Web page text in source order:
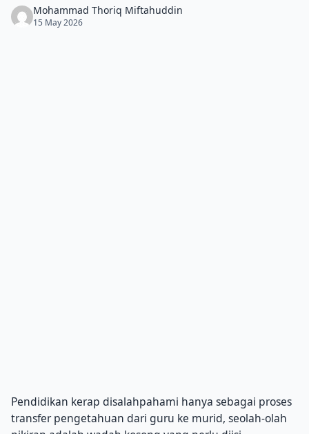
Mohammad Thoriq Miftahuddin
15 May 2026
Pendidikan kerap disalahpahami hanya sebagai proses
transfer pengetahuan dari guru ke murid, seolah-olah